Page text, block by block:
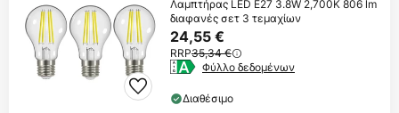
Λαμπτήρας LED E27 3.8W 2,700K 806 lm
διαφανές σετ 3 τεμαχίων
24,55 €
RRP35,34 €
Φύλλο δεδομένων
Διαθέσιμο